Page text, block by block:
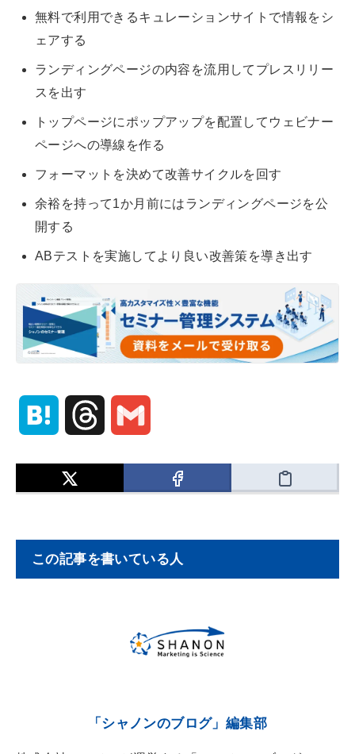
無料で利用できるキュレーションサイトで情報をシ
ェアする
ランディングページの内容を流用してプレスリリー
スを出す
トップページにポップアップを配置してウェビナー
ページへの導線を作る
フォーマットを決めて改善サイクルを回す
余裕を持って1か月前にはランディングページを公
開する
ABテストを実施してより良い改善策を導き出す
t r a
この記事を書いている人
「シャノンのブログ」編集部